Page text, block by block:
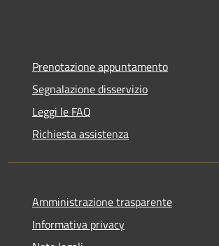
Prenotazione appuntamento
Segnalazione disservizio
Leggi le FAQ
Richiesta assistenza
Amministrazione trasparente
Informativa privacy